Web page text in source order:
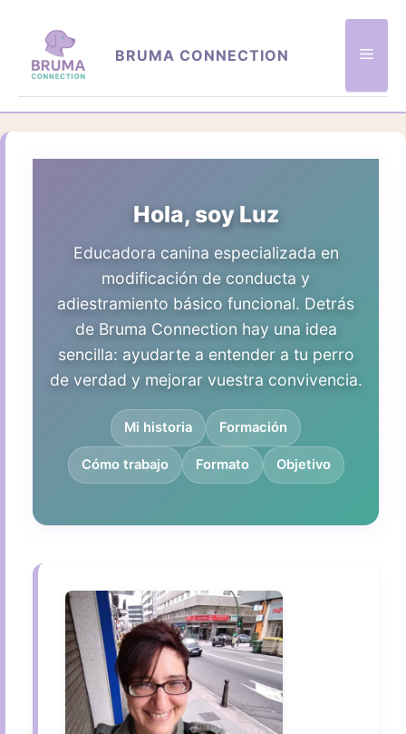
contenido
BRUMA CONNECTION
Hola, soy Luz
Educadora canina especializada en
modificación de conducta y
adiestramiento básico funcional. Detrás
de Bruma Connection hay una idea
sencilla: ayudarte a entender a tu perro
de verdad y mejorar vuestra convivencia.
Mi historia Formación
Cómo trabajo Formato Objetivo
Mi historia